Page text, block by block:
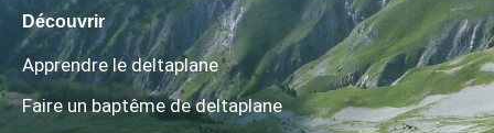
Découvrir
Apprendre le deltaplane
Faire un baptême de deltaplane